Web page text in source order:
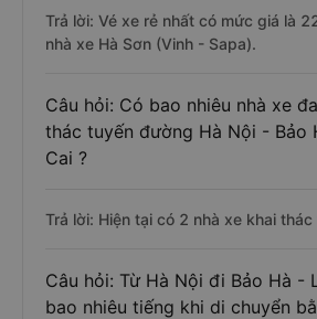
Trả lời: Vé xe rẻ nhất có mức giá là
nhà xe Hà Sơn (Vinh - Sapa).
Câu hỏi: Có bao nhiêu nhà xe
thác tuyến đường Hà Nội - Bảo
Cai ?
Trả lời: Hiện tại có 2 nhà xe khai
Câu hỏi: Từ Hà Nội đi Bảo Hà -
bao nhiêu tiếng khi di chuyển